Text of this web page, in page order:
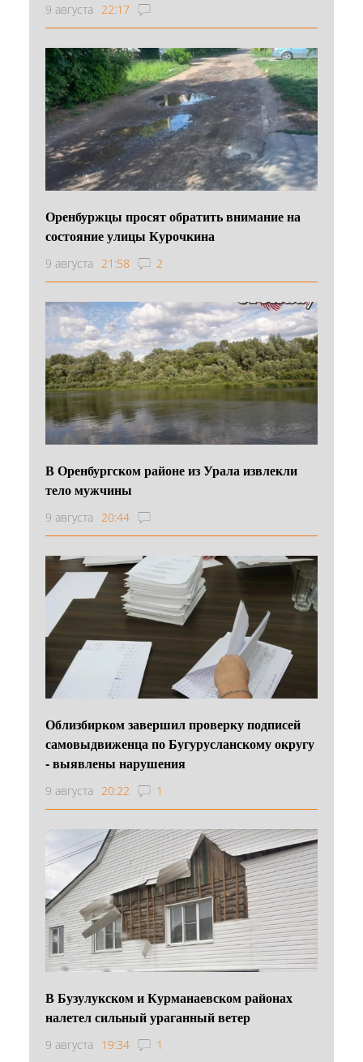
9 августа 22:17
Оренбуржцы просят обратить внимание на
состояние улицы Курочкина
9 августа 21:58 2
В Оренбургском районе из Урала извлекли
тело мужчины
9 августа 20:44
Облизбирком завершил проверку подписей
самовыдвиженца по Бугурусланскому округу
- выявлены нарушения
9 августа 20:22 1
В Бузулукском и Курманаевском районах
налетел сильный ураганный ветер
9 августа 19:34 1